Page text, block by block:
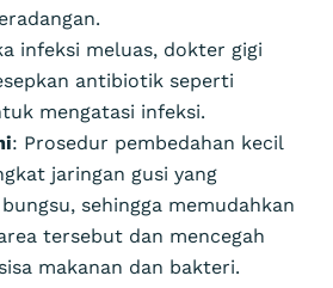
infeksi meluas, dokter gigi
antibiotik seperti
mengatasi infeksi.
: Prosedur pembedahan kecil
jaringan gusi yang
sehingga memudahkan
tersebut dan mencegah
makanan dan bakteri.